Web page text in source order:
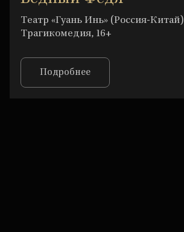
Театр «Гуань Инь» (Россия-Китай)
Трагикомедия, 16+
Подробнее